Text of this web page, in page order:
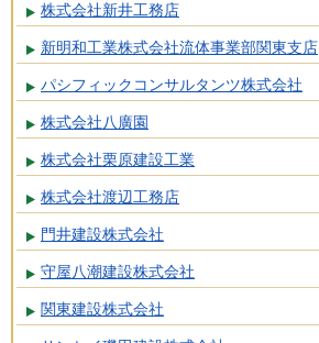
株式会社新井工務店
新明和工業株式会社流体事業部関東支店
パシフィックコンサルタンツ株式会社
株式会社八廣園
株式会社栗原建設工業
株式会社渡辺工務店
門井建設株式会社
守屋八潮建設株式会社
関東建設株式会社